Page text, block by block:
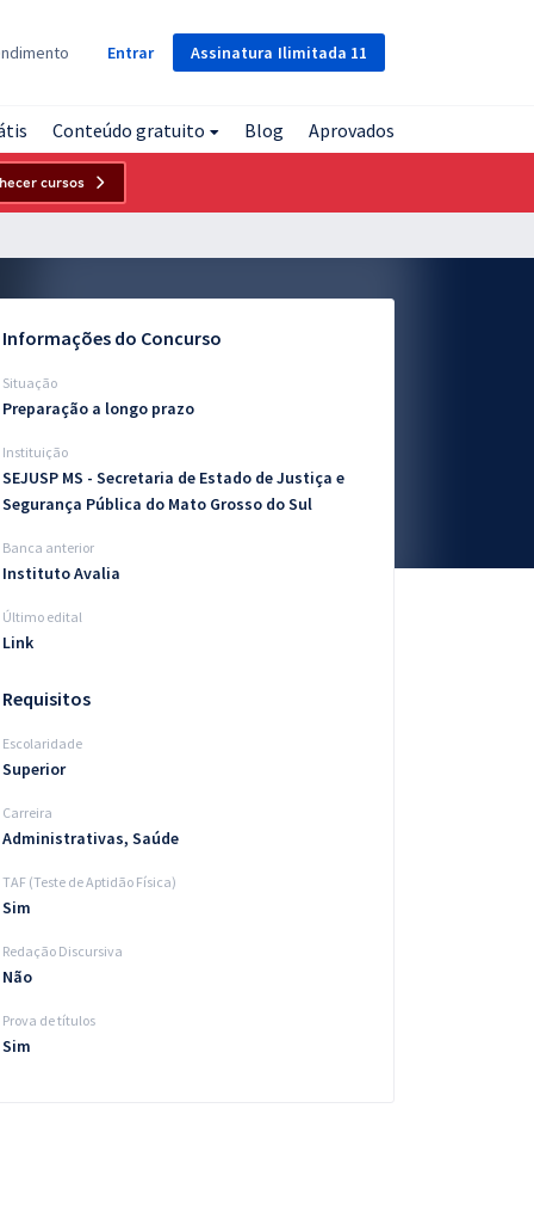
Assinatura Ilimitada 11
Entrar
Conteúdo gratuito Blog Aprovados
cursos
Informações do Concurso
Situação
Preparação a longo prazo
Instituição
SEJUSP MS - Secretaria de Estado de Justiça e
Segurança Pública do Mato Grosso do Sul
Banca anterior
Instituto Avalia
Último edital
Link
Requisitos
Escolaridade
Superior
Carreira
Administrativas, Saúde
TAF (Teste de Aptidão Física)
Sim
Redação Discursiva
Não
Prova de títulos
Sim